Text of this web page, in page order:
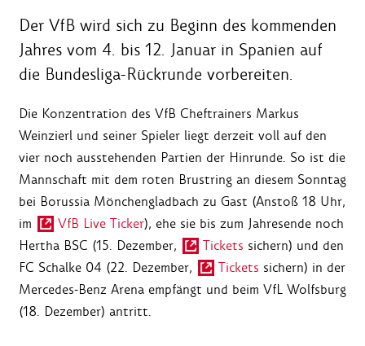
Der VfB wird sich zu Beginn des kommenden
Jahres vom 4. bis 12. Januar in Spanien auf
die Bundesliga-Rückrunde vorbereiten.
Die Konzentration des VfB Cheftrainers Markus
Weinzierl und seiner Spieler liegt derzeit voll auf den
vier noch ausstehenden Partien der Hinrunde. So ist die
Mannschaft mit dem roten Brustring an diesem Sonntag
bei Borussia Mönchengladbach zu Gast (Anstoß 18 Uhr,
im
VfB Live Ticker), ehe sie bis zum Jahresende noch
Hertha BSC (15. Dezember,
Tickets sichern) und den
FC Schalke 04 (22. Dezember,
Tickets sichern) in der
Mercedes-Benz Arena empfängt und beim VfL Wolfsburg
(18. Dezember) antritt.